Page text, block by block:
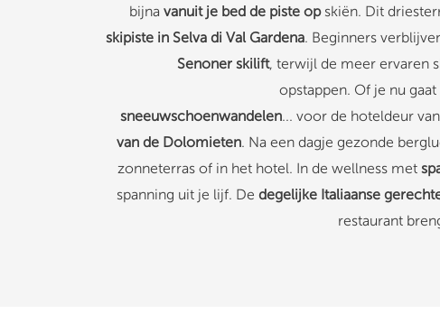
bijna vanuit je bed de piste op skiën. Dit
skipiste in Selva di Val Gardena. Beginners
Senoner skilift, terwijl de meer ervaren
opstappen. Of je nu
sneeuwschoenwandelen... voor de hoteldeur
van de Dolomieten. Na een dagje gezonde
zonneterras of in het hotel. In de wellness met
spanning uit je lijf. De degelijke Italiaanse
restaurant